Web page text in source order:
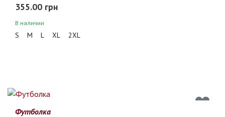
355.00 грн
В наличии
S M L XL 2XL
Футболка